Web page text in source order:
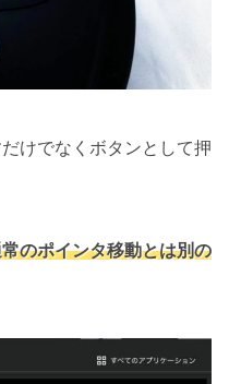
けでなくボタンとして押
のポインタ移動とは別の